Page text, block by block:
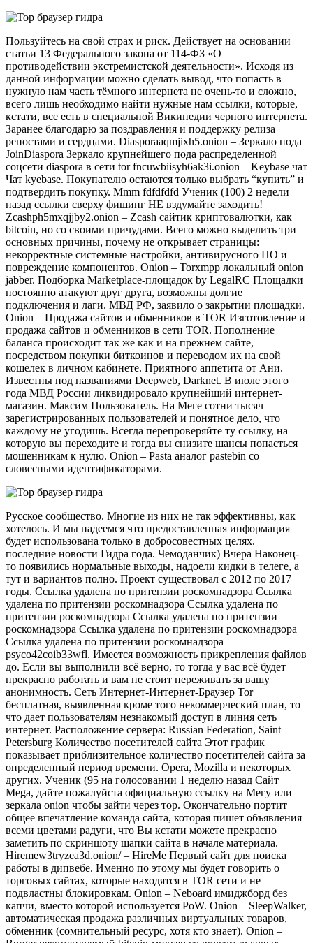
Пользуйтесь на свой страх и риск. Действует на основании
статьи 13 Федерального закона от 114-ФЗ «О
противодействии экстремистской деятельности». Исходя из
данной информации можно сделать вывод, что попасть в
нужную нам часть тёмного интернета не очень-то и сложно,
всего лишь необходимо найти нужные нам ссылки, которые,
кстати, все есть в специальной Википедии черного интернета.
Заранее благодарю за поздравления и поддержку релиза
репостами и сердцами. Diasporaaqmjixh5.onion – Зеркало пода
JoinDiaspora Зеркало крупнейшего пода распределенной
соцсети diaspora в сети tor fncuwbiisyh6ak3i.onion – Keybase чат
Чат kyebase. Покупателю остаются только выбрать “купить” и
подтвердить покупку. Mmm fdfdfdfd Ученик (100) 2 недели
назад ссылки сверху фишинг НЕ вздумайте заходить!
Zcashph5mxqjjby2.onion – Zcash сайтик криптовалютки, как
bitcoin, но со своими причудами. Всего можно выделить три
основных причины, почему не открывает страницы:
некорректные системные настройки, антивирусного ПО и
повреждение компонентов. Onion – Torxmpp локальный onion
jabber. Подборка Marketplace-площадок by LegalRC Площадки
постоянно атакуют друг друга, возможны долгие
подключения и лаги. МВД РФ, заявило о закрытии площадки.
Onion – Продажа сайтов и обменников в TOR Изготовление и
продажа сайтов и обменников в сети TOR. Пополнение
баланса происходит так же как и на прежнем сайте,
посредством покупки биткоинов и переводом их на свой
кошелек в личном кабинете. Приятного аппетита от Ани.
Известны под названиями Deepweb, Darknet. В июле этого
года МВД России ликвидировало крупнейший интернет-
магазин. Максим Пользователь. На Меге сотни тысяч
зарегистрированных пользователей и понятное дело, что
каждому не угодишь. Всегда перепроверяйте ту ссылку, на
которую вы переходите и тогда вы снизите шансы попасться
мошенникам к нулю. Onion – Pasta аналог pastebin со
словесными идентификаторами.
Русское сообщество. Многие из них не так эффективны, как
хотелось. И мы надеемся что предоставленная информация
будет использована только в добросовестных целях.
последние новости Гидра года. Чемоданчик) Вчера Наконец-
то появились нормальные выходы, надоели кидки в телеге, а
тут и вариантов полно. Проект существовал с 2012 по 2017
годы. Ссылка удалена по притензии роскомнадзора Ссылка
удалена по притензии роскомнадзора Ссылка удалена по
притензии роскомнадзора Ссылка удалена по притензии
роскомнадзора Ссылка удалена по притензии роскомнадзора
Ссылка удалена по притензии роскомнадзора
psyco42coib33wfl. Имеется возможность прикрепления файлов
до. Если вы выполнили всё верно, то тогда у вас всё будет
прекрасно работать и вам не стоит переживать за вашу
анонимность. Сеть Интернет-Интернет-Браузер Tor
бесплатная, выявленная кроме того некоммерческий план, то
что дает пользователям незнакомый доступ в линия сеть
интернет. Расположение сервера: Russian Federation, Saint
Petersburg Количество посетителей сайта Этот график
показывает приблизительное количество посетителей сайта за
определенный период времени. Opera, Mozilla и некоторых
других. Ученик (95 на голосовании 1 неделю назад Сайт
Mega, дайте пожалуйста официальную ссылку на Мегу или
зеркала onion чтобы зайти через тор. Окончательно портит
общее впечатление команда сайта, которая пишет объявления
всеми цветами радуги, что Вы кстати можете прекрасно
заметить по скриншоту шапки сайта в начале материала.
Hiremew3tryzea3d.onion/ – HireMe Первый сайт для поиска
работы в дипвебе. Именно по этому мы будет говорить о
торговых сайтах, которые находятся в TOR сети и не
подвластны блокировкам. Onion – Neboard имиджборд без
капчи, вместо которой используется PoW. Onion – SleepWalker,
автоматическая продажа различных виртуальных товаров,
обменник (сомнительный ресурс, хотя кто знает). Onion –